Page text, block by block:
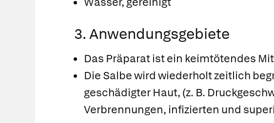
3. Anwendungsgebiete
Das Präparat ist ein keimtötendes
Die Salbe wird wiederholt zeitlich
geschädigter Haut, (z. B.
Verbrennungen, infizierten und